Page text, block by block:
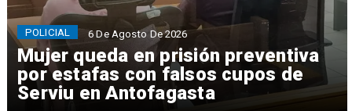
Mujer queda en prisión preventiva
por estafas con falsos cupos de
Serviu en Antofagasta
POLICIAL 6 De Agosto De 2026